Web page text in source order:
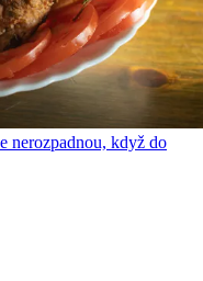
nerozpadnou, když do